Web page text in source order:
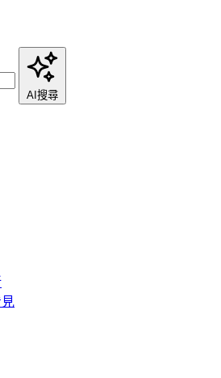
AI搜尋